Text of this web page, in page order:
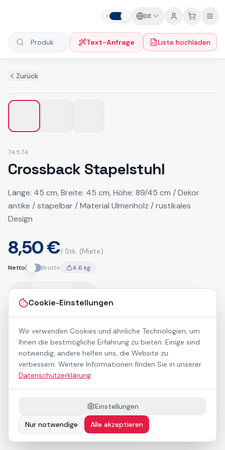
Cookie-Einstellungen
Wir verwenden Cookies und ähnliche Technologien, um
Ihnen die bestmögliche Erfahrung zu bieten. Einige sind
notwendig, andere helfen uns, die Website zu
verbessern. Weitere Informationen finden Sie in unserer
Datenschutzerklärung.
Einstellungen
Nur notwendige
Alle akzeptieren
P DE
Produkte suchen Text-Anfrage Liste hochladen
Zurück
74574
Crossback Stapelstuhl
Länge: 45 cm, Breite: 45 cm, Höhe: 89/45 cm / Dekor
antike / stapelbar / Material Ulmenholz / rustikales
Design
8,50 €/ Stk. (Miete)
Netto Brutto 4.6 kg
Das passt dazu